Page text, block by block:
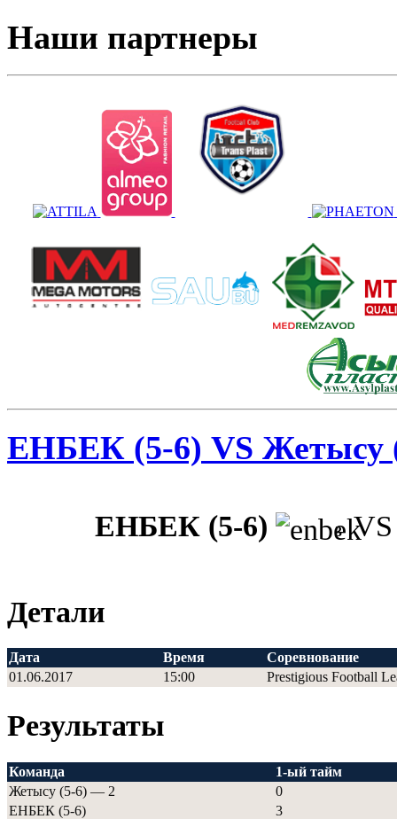
Наши партнеры
ЕНБЕК (5-6) VS Жетысу
ЕНБЕК (5-6) 3
Детали
Дата Время
Соревнование
01.06.2017
15:00 Prestigious Football
Результаты
Команда
1-ый тайм
Жетысу (5-6) — 2
0
ЕНБЕК (5-6)
3